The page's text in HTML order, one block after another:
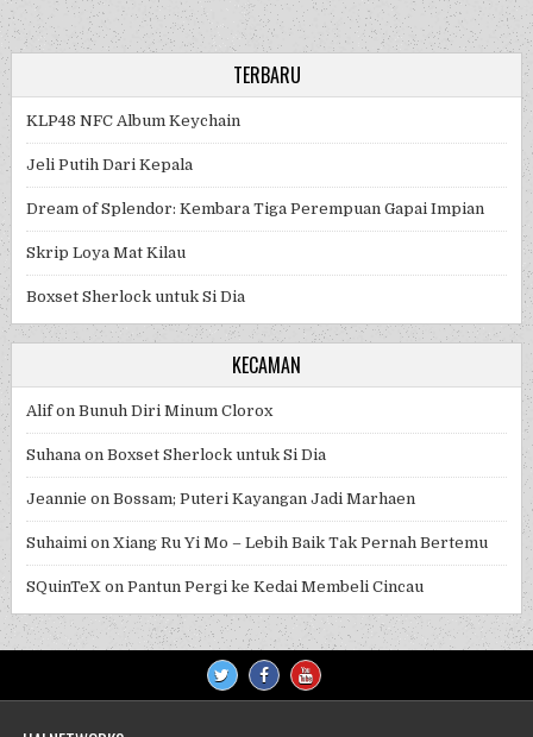
TERBARU
KLP48 NFC Album Keychain
Jeli Putih Dari Kepala
Dream of Splendor: Kembara Tiga Perempuan Gapai Impian
Skrip Loya Mat Kilau
Boxset Sherlock untuk Si Dia
KECAMAN
AlifonBunuh Diri Minum Clorox
Suhana onBoxset Sherlock untuk Si Dia
Jeannie onBossam; Puteri Kayangan Jadi Marhaen
Suhaimi onXiang Ru Yi Mo – Lebih Baik Tak Pernah Bertemu
SQuinTeX onPantun Pergi ke Kedai Membeli Cincau